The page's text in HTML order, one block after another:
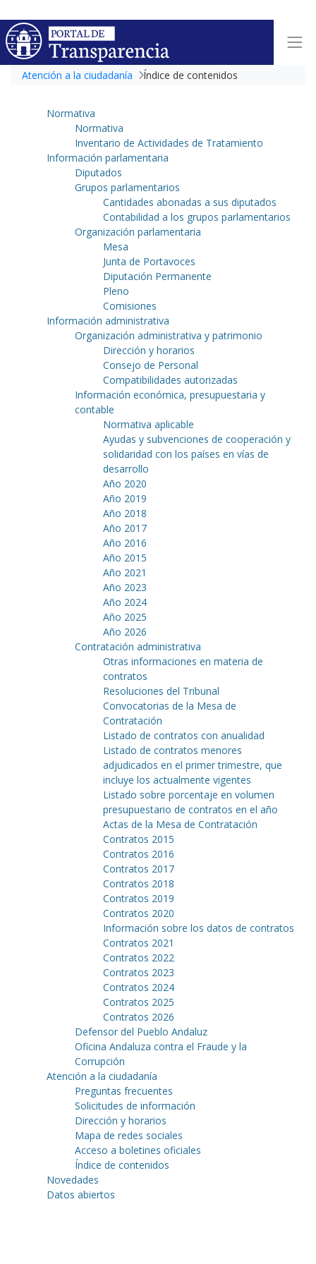
Atención a la ciudadanía Índice de contenidos
Normativa
Normativa
Inventario de Actividades de Tratamiento
Información parlamentaria
Diputados
Grupos parlamentarios
Cantidades abonadas a sus diputados
Contabilidad a los grupos parlamentarios
Organización parlamentaria
Mesa
Junta de Portavoces
Diputación Permanente
Pleno
Comisiones
Información administrativa
Organización administrativa y patrimonio
Dirección y horarios
Consejo de Personal
Compatibilidades autorizadas
Información económica, presupuestaria y
contable
Normativa aplicable
Ayudas y subvenciones de cooperación y
solidaridad con los países en vías de
desarrollo
Año 2020
Año 2019
Año 2018
Año 2017
Año 2016
Año 2015
Año 2021
Año 2023
Año 2024
Año 2025
Año 2026
Contratación administrativa
Otras informaciones en materia de
contratos
Resoluciones del Tribunal
Convocatorias de la Mesa de
Contratación
Listado de contratos con anualidad
Listado de contratos menores
adjudicados en el primer trimestre, que
incluye los actualmente vigentes
Listado sobre porcentaje en volumen
presupuestario de contratos en el año
Actas de la Mesa de Contratación
Contratos 2015
Contratos 2016
Contratos 2017
Contratos 2018
Contratos 2019
Contratos 2020
Información sobre los datos de contratos
Contratos 2021
Contratos 2022
Contratos 2023
Contratos 2024
Contratos 2025
Contratos 2026
Defensor del Pueblo Andaluz
Oficina Andaluza contra el Fraude y la
Corrupción
Atención a la ciudadanía
Preguntas frecuentes
Solicitudes de información
Dirección y horarios
Mapa de redes sociales
Acceso a boletines oficiales
Índice de contenidos
Novedades
Datos abiertos